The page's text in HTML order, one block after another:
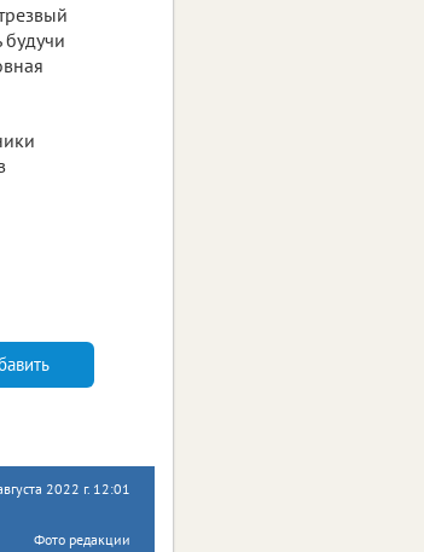
2022 г. 12:01
Фото редакции